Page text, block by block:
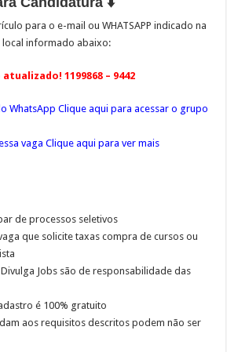
para o e-mail ou WHATSAPP indicado na
local informado abaixo:
1199868 – 9442
WhatsApp Clique aqui para acessar o grupo
vaga Clique aqui para ver mais
de processos seletivos
que solicite taxas compra de cursos ou
Jobs são de responsabilidade das
é 100% gratuito
aos requisitos descritos podem não ser